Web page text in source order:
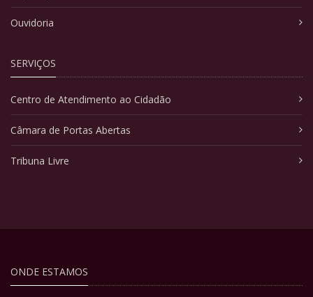
Ouvidoria
SERVIÇOS
Centro de Atendimento ao Cidadão
Câmara de Portas Abertas
Tribuna Livre
ONDE ESTAMOS